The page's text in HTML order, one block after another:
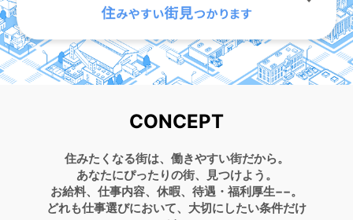
CONCEPT
住みたくなる街は、働きやすい街だから。
あなたにぴったりの街、見つけよう。
お給料、仕事内容、休暇、待遇・福利厚生−−。
どれも仕事選びにおいて、大切にしたい条件だけ